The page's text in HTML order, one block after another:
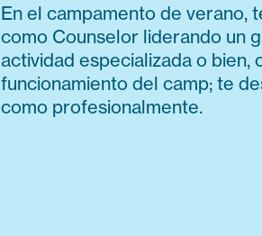
En el campamento de verano,
como Counselor liderando un
actividad especializada o
funcionamiento del camp; te
como profesionalmente.